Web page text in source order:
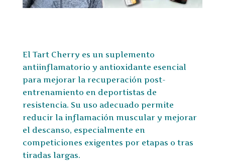
El Tart Cherry es un suplemento
antiinflamatorio y antioxidante esencial
para mejorar la recuperación post-
entrenamiento en deportistas de
resistencia. Su uso adecuado permite
reducir la inflamación muscular y mejorar
el descanso, especialmente en
competiciones exigentes por etapas o tras
tiradas largas.